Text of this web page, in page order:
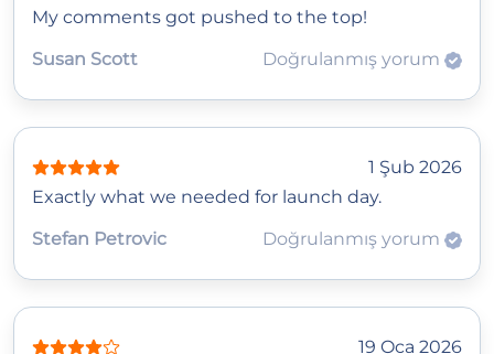
My comments got pushed to the top!
Susan Scott
Doğrulanmış yorum
1 Şub 2026
Exactly what we needed for launch day.
Stefan Petrovic
Doğrulanmış yorum
19 Oca 2026